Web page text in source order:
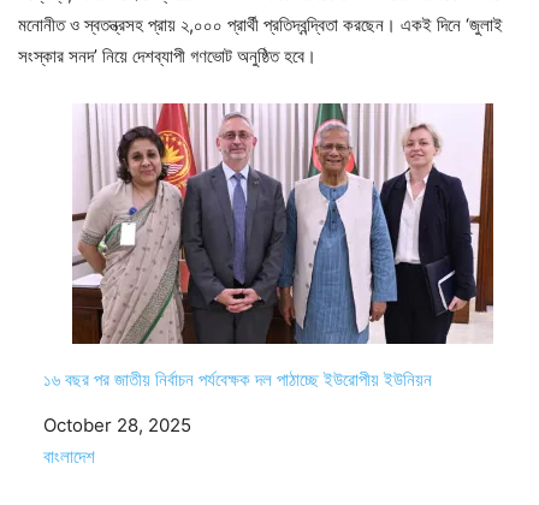
মনোনীত ও স্বতন্ত্রসহ প্রায় ২,০০০ প্রার্থী প্রতিদ্বন্দ্বিতা করছেন। একই দিনে ‘জুলাই
সংস্কার সনদ’ নিয়ে দেশব্যাপী গণভোট অনুষ্ঠিত হবে।
১৬ বছর পর জাতীয় নির্বাচন পর্যবেক্ষক দল পাঠাচ্ছে ইউরোপীয় ইউনিয়ন
Date
October 28, 2025
In relation to
বাংলাদেশ